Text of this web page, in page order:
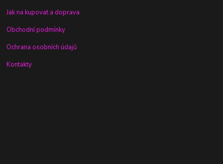
Jak na kupovat a doprava
Obchodní podmínky
Ochrana osobních údajů
Kontakty